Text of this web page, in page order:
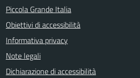
Piccola Grande Italia
Obiettivi di accessibilità
Informativa privacy
Note legali
Dichiarazione di accessibilità